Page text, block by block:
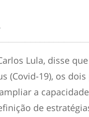
Lula, disse
(Covid-19), os
a
de